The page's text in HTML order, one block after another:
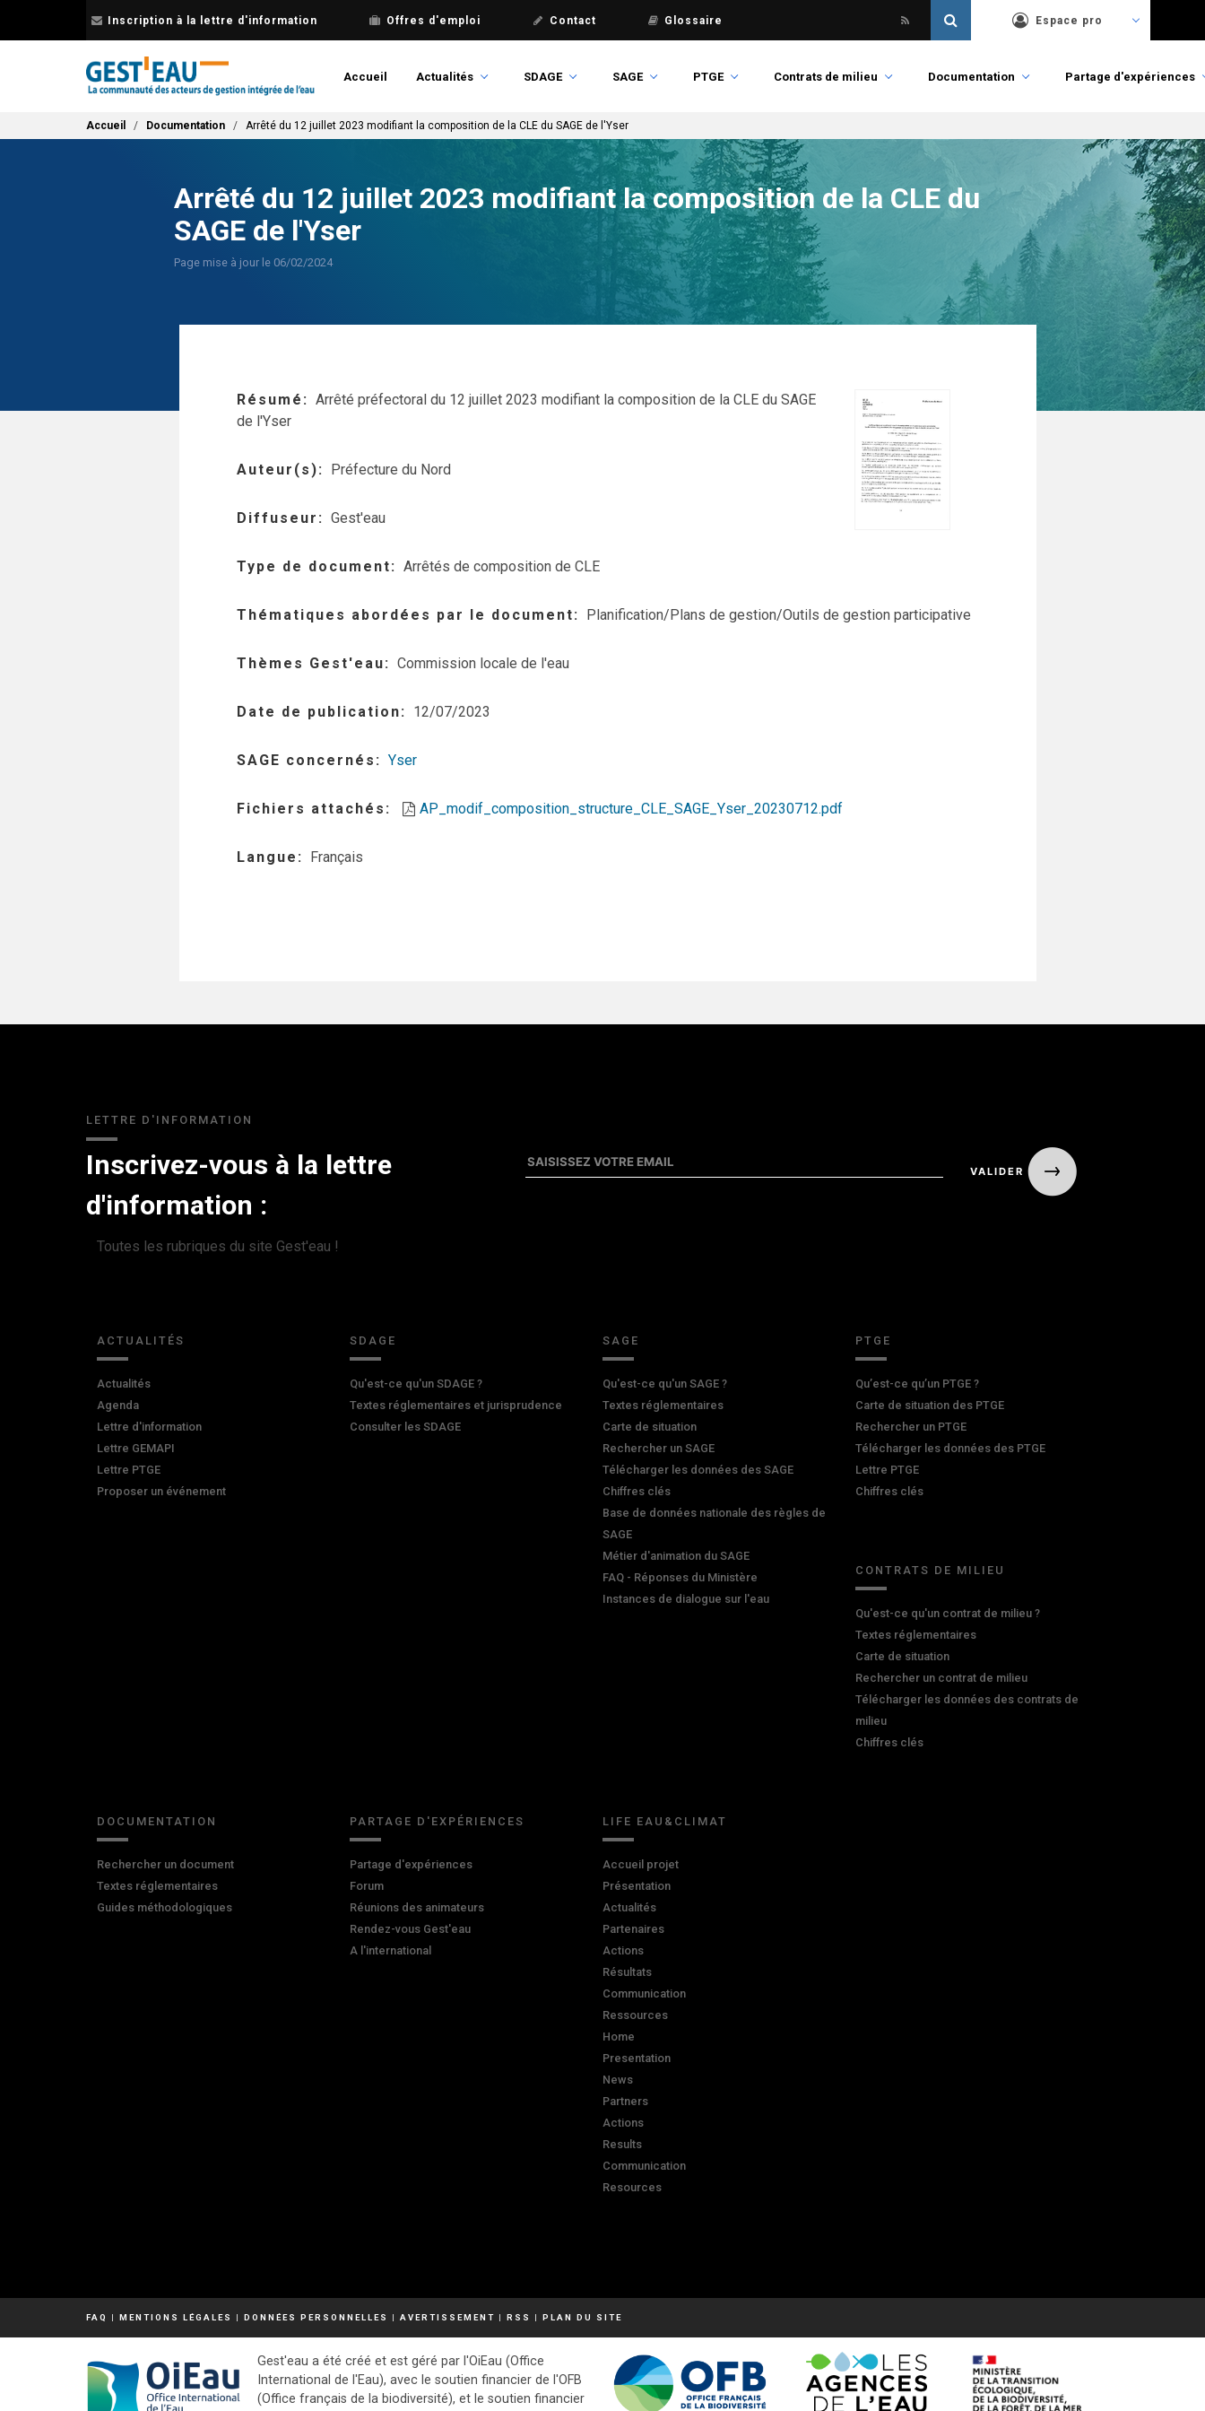
Inscription à la lettre d'information Offres d'emploi Contact Glossaire Espace pro
Accueil Actualités SDAGE SAGE PTGE Contrats de milieu Documentation Partage d'expériences
Fil d'Ariane
Accueil Documentation Arrêté du 12 juillet 2023 modifiant la composition de la CLE du SAGE de l'Yser
Arrêté du 12 juillet 2023 modifiant la composition de la CLE du
SAGE de l'Yser
Page mise à jour le 06/02/2024
Résumé
Arrêté préfectoral du 12 juillet 2023 modifiant la composition de la CLE du SAGE
de l'Yser
Auteur(s) Préfecture du Nord
Diffuseur Gest'eau
Type de document Arrêtés de composition de CLE
Thématiques abordées par le document Planification/Plans de gestion/Outils de gestion participative
Thèmes Gest'eau Commission locale de l'eau
Date de publication 12/07/2023
SAGE concernés Yser
Fichiers attachés AP_modif_composition_structure_CLE_SAGE_Yser_20230712.pdf
Langue Français
LETTRE D'INFORMATION
Inscrivez-vous à la lettre
d'information :
Toutes les rubriques du site Gest'eau !
ACTUALITÉS
Actualités
Agenda
Lettre d'information
Lettre GEMAPI
Lettre PTGE
Proposer un événement
SDAGE
Qu'est-ce qu'un SDAGE ?
Textes réglementaires et jurisprudence
Consulter les SDAGE
SAGE
Qu'est-ce qu'un SAGE ?
Textes réglementaires
Carte de situation
Rechercher un SAGE
Télécharger les données des SAGE
Chiffres clés
Base de données nationale des règles de
SAGE
Métier d'animation du SAGE
FAQ - Réponses du Ministère
Instances de dialogue sur l'eau
PTGE
Qu’est-ce qu’un PTGE ?
Carte de situation des PTGE
Rechercher un PTGE
Télécharger les données des PTGE
Lettre PTGE
Chiffres clés
CONTRATS DE MILIEU
Qu'est-ce qu'un contrat de milieu ?
Textes réglementaires
Carte de situation
Rechercher un contrat de milieu
Télécharger les données des contrats de
milieu
Chiffres clés
DOCUMENTATION
Rechercher un document
Textes réglementaires
Guides méthodologiques
PARTAGE D'EXPÉRIENCES
Partage d'expériences
Forum
Réunions des animateurs
Rendez-vous Gest'eau
A l'international
LIFE EAU&CLIMAT
Accueil projet
Présentation
Actualités
Partenaires
Actions
Résultats
Communication
Ressources
Home
Presentation
News
Partners
Actions
Results
Communication
Resources
FAQ | MENTIONS LÉGALES | DONNÉES PERSONNELLES | AVERTISSEMENT | RSS | PLAN DU SITE
Gest'eau a été créé et est géré par l'OiEau (Office
International de l'Eau), avec le soutien financier de l'OFB
(Office français de la biodiversité), et le soutien financier